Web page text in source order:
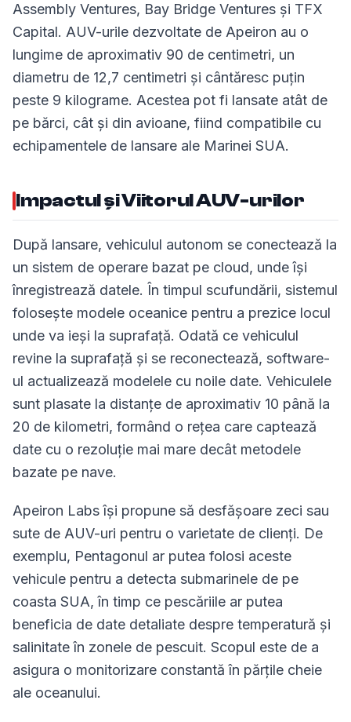
Assembly Ventures, Bay Bridge Ventures și TFX
Capital. AUV-urile dezvoltate de Apeiron au o
lungime de aproximativ 90 de centimetri, un
diametru de 12,7 centimetri și cântăresc puțin
peste 9 kilograme. Acestea pot fi lansate atât de
pe bărci, cât și din avioane, fiind compatibile cu
echipamentele de lansare ale Marinei SUA.
Impactul și Viitorul AUV-urilor
După lansare, vehiculul autonom se conectează la
un sistem de operare bazat pe cloud, unde își
înregistrează datele. În timpul scufundării, sistemul
folosește modele oceanice pentru a prezice locul
unde va ieși la suprafață. Odată ce vehiculul
revine la suprafață și se reconectează, software-
ul actualizează modelele cu noile date. Vehiculele
sunt plasate la distanțe de aproximativ 10 până la
20 de kilometri, formând o rețea care captează
date cu o rezoluție mai mare decât metodele
bazate pe nave.
Apeiron Labs își propune să desfășoare zeci sau
sute de AUV-uri pentru o varietate de clienți. De
exemplu, Pentagonul ar putea folosi aceste
vehicule pentru a detecta submarinele de pe
coasta SUA, în timp ce pescăriile ar putea
beneficia de date detaliate despre temperatură și
salinitate în zonele de pescuit. Scopul este de a
asigura o monitorizare constantă în părțile cheie
ale oceanului.